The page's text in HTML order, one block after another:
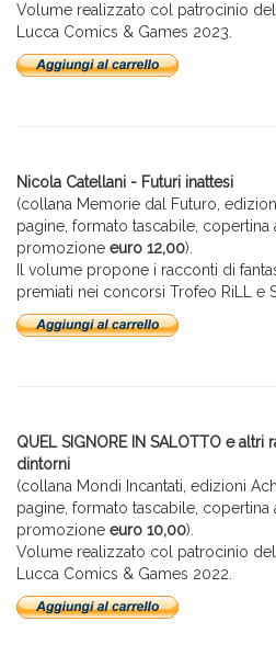
Volume realizzato col patrocinio
Lucca Comics & Games 2023.
Nicola Catellani - Futuri inattesi
(collana Memorie dal Futuro,
pagine, formato tascabile, copertina
promozione euro 12,00).
Il volume propone i racconti di
premiati nei concorsi Trofeo RiLL e
QUEL SIGNORE IN SALOTTO e altri
dintorni
(collana Mondi Incantati, edizioni
pagine, formato tascabile, copertina
promozione euro 10,00).
Volume realizzato col patrocinio
Lucca Comics & Games 2022.